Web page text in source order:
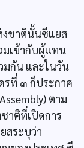
งชาตินั้นซีแยส
เข้ากับผู้แทน
มกัน และในวัน
ที่ ๓ ก็ประกาศ
ตาม
าติที่เปิดการ
สระบุว่า